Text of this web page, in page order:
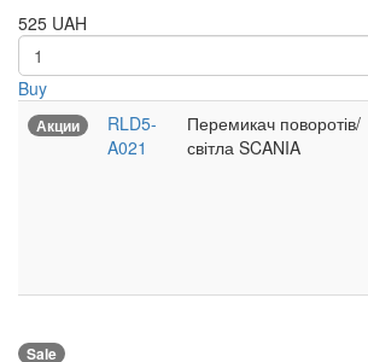
525 UAH
Buy
Акции
RLD5-
A021
Перемикач поворотів/
світла SCANIA
Sale